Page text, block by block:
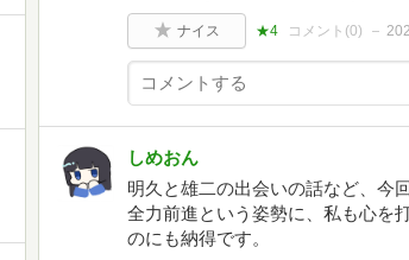
ナイス ★4 コメント(0)
しめおん
明久と雄二の出会いの話など、今
全力前進という姿勢に、私も心を
のにも納得です。